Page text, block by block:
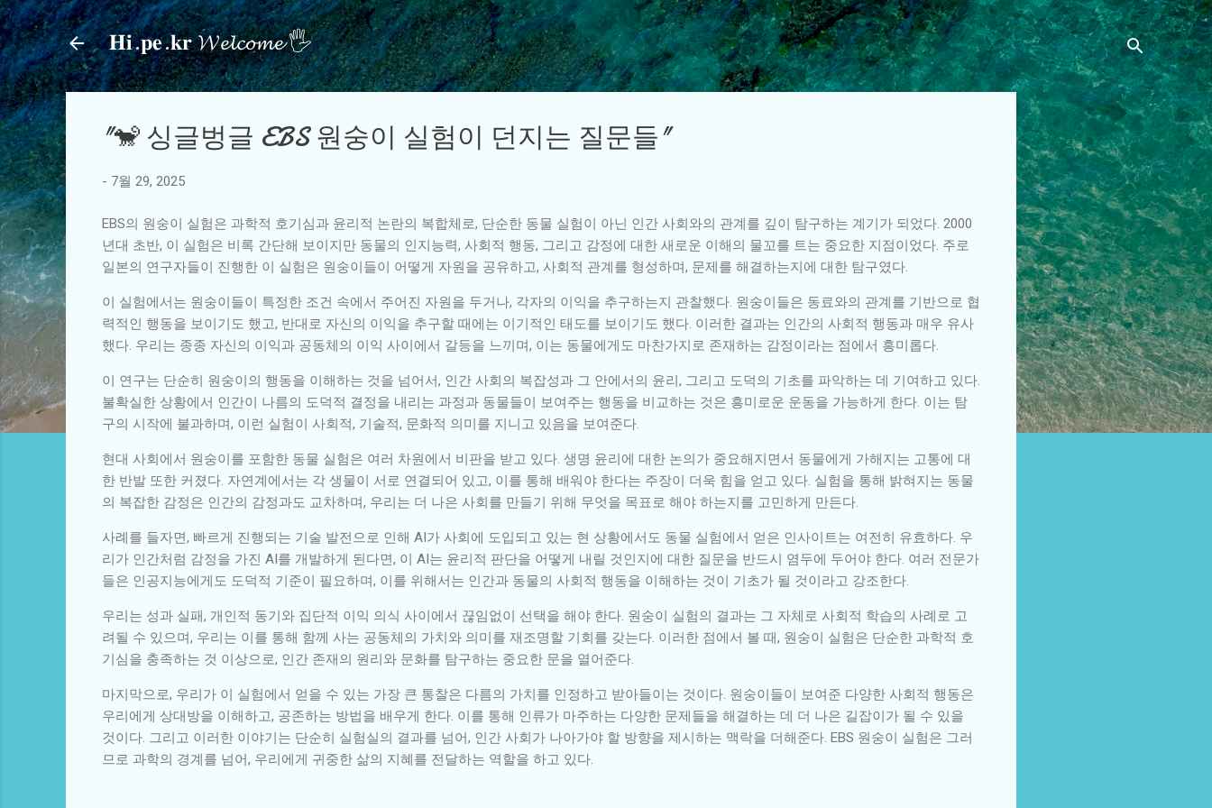
기본 콘텐츠로 건너뛰기
𝐇𝐢.𝐩𝐞.𝐤𝐫 𝓦𝓮𝓵𝓬𝓸𝓶𝓮 🖐
"🐒 싱글벙글 EBS 원숭이 실험이 던지는 질문들"
- 7월 29, 2025
EBS의 원숭이 실험은 과학적 호기심과 윤리적 논란의 복합체로, 단순한 동물 실험이 아닌 인간 사회와의 관계를 깊이 탐구하는 계기가 되었다. 2000
년대 초반, 이 실험은 비록 간단해 보이지만 동물의 인지능력, 사회적 행동, 그리고 감정에 대한 새로운 이해의 물꼬를 트는 중요한 지점이었다. 주로
일본의 연구자들이 진행한 이 실험은 원숭이들이 어떻게 자원을 공유하고, 사회적 관계를 형성하며, 문제를 해결하는지에 대한 탐구였다.
이 실험에서는 원숭이들이 특정한 조건 속에서 주어진 자원을 두거나, 각자의 이익을 추구하는지 관찰했다. 원숭이들은 동료와의 관계를 기반으로 협
력적인 행동을 보이기도 했고, 반대로 자신의 이익을 추구할 때에는 이기적인 태도를 보이기도 했다. 이러한 결과는 인간의 사회적 행동과 매우 유사
했다. 우리는 종종 자신의 이익과 공동체의 이익 사이에서 갈등을 느끼며, 이는 동물에게도 마찬가지로 존재하는 감정이라는 점에서 흥미롭다.
이 연구는 단순히 원숭이의 행동을 이해하는 것을 넘어서, 인간 사회의 복잡성과 그 안에서의 윤리, 그리고 도덕의 기초를 파악하는 데 기여하고 있다.
불확실한 상황에서 인간이 나름의 도덕적 결정을 내리는 과정과 동물들이 보여주는 행동을 비교하는 것은 흥미로운 운동을 가능하게 한다. 이는 탐
구의 시작에 불과하며, 이런 실험이 사회적, 기술적, 문화적 의미를 지니고 있음을 보여준다.
현대 사회에서 원숭이를 포함한 동물 실험은 여러 차원에서 비판을 받고 있다. 생명 윤리에 대한 논의가 중요해지면서 동물에게 가해지는 고통에 대
한 반발 또한 커졌다. 자연계에서는 각 생물이 서로 연결되어 있고, 이를 통해 배워야 한다는 주장이 더욱 힘을 얻고 있다. 실험을 통해 밝혀지는 동물
의 복잡한 감정은 인간의 감정과도 교차하며, 우리는 더 나은 사회를 만들기 위해 무엇을 목표로 해야 하는지를 고민하게 만든다.
사례를 들자면, 빠르게 진행되는 기술 발전으로 인해 AI가 사회에 도입되고 있는 현 상황에서도 동물 실험에서 얻은 인사이트는 여전히 유효하다. 우
리가 인간처럼 감정을 가진 AI를 개발하게 된다면, 이 AI는 윤리적 판단을 어떻게 내릴 것인지에 대한 질문을 반드시 염두에 두어야 한다. 여러 전문가
들은 인공지능에게도 도덕적 기준이 필요하며, 이를 위해서는 인간과 동물의 사회적 행동을 이해하는 것이 기초가 될 것이라고 강조한다.
우리는 성과 실패, 개인적 동기와 집단적 이익 의식 사이에서 끊임없이 선택을 해야 한다. 원숭이 실험의 결과는 그 자체로 사회적 학습의 사례로 고
려될 수 있으며, 우리는 이를 통해 함께 사는 공동체의 가치와 의미를 재조명할 기회를 갖는다. 이러한 점에서 볼 때, 원숭이 실험은 단순한 과학적 호
기심을 충족하는 것 이상으로, 인간 존재의 원리와 문화를 탐구하는 중요한 문을 열어준다.
마지막으로, 우리가 이 실험에서 얻을 수 있는 가장 큰 통찰은 다름의 가치를 인정하고 받아들이는 것이다. 원숭이들이 보여준 다양한 사회적 행동은
우리에게 상대방을 이해하고, 공존하는 방법을 배우게 한다. 이를 통해 인류가 마주하는 다양한 문제들을 해결하는 데 더 나은 길잡이가 될 수 있을
것이다. 그리고 이러한 이야기는 단순히 실험실의 결과를 넘어, 인간 사회가 나아가야 할 방향을 제시하는 맥락을 더해준다. EBS 원숭이 실험은 그러
므로 과학의 경계를 넘어, 우리에게 귀중한 삶의 지혜를 전달하는 역할을 하고 있다.